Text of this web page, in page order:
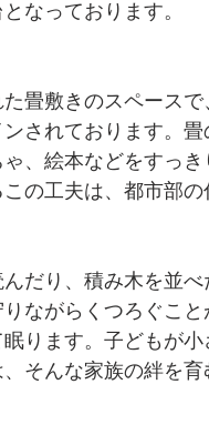
なっております。
畳敷きのスペース
されております。
、絵本などをすっ
の工夫は、都市部
だり、積み木を並
ながらくつろぐこと
ります。子どもが
そんな家族の絆を育